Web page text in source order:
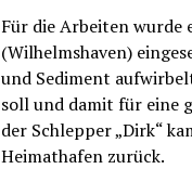
Für die Arbeiten wurde
(Wilhelmshaven)
und Sediment
soll und damit für eine
der Schlepper „Dirk“
Heimathafen zurück.